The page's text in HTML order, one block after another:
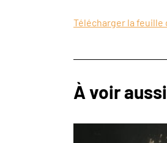
Télécharger la feuille
À voir aussi